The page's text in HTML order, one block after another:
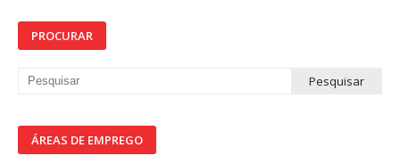
PROCURAR
ÁREAS DE EMPREGO